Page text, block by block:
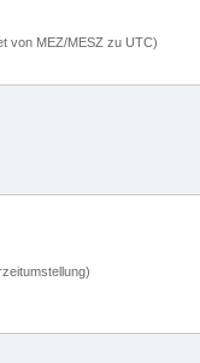
von MEZ/MESZ zu UTC)